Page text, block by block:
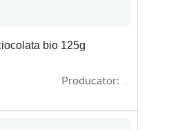
bio 125g
Producator: